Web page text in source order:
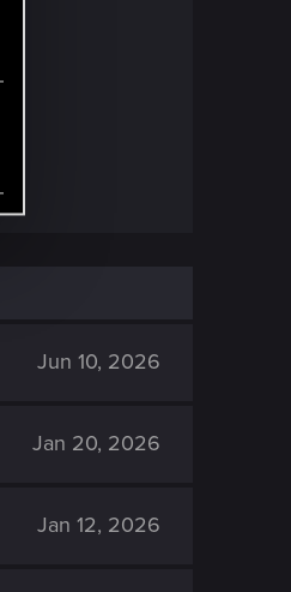
Jun 10, 2026
Jan 20, 2026
Jan 12, 2026